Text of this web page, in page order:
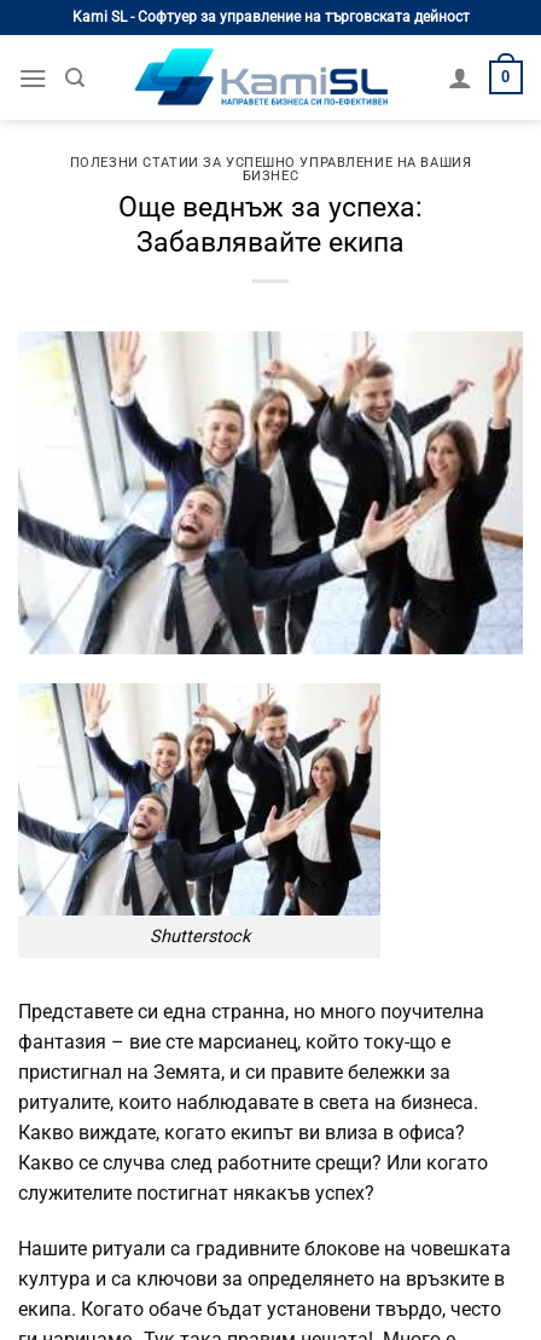
content
Kami SL - Софтуер за управление на търговската дейност
0
ПОЛЕЗНИ СТАТИИ ЗА УСПЕШНО УПРАВЛЕНИЕ НА ВАШИЯ
БИЗНЕС
Още веднъж за успеха:
Забавлявайте екипа
Shutterstock
Представете си една странна, но много поучителна
фантазия – вие сте марсианец, който току-що е
пристигнал на Земята, и си правите бележки за
ритуалите, които наблюдавате в света на бизнеса.
Какво виждате, когато екипът ви влиза в офиса?
Какво се случва след работните срещи? Или когато
служителите постигнат някакъв успех?
Нашите ритуали са градивните блокове на човешката
култура и са ключови за определянето на връзките в
екипа. Когато обаче бъдат установени твърдо, често